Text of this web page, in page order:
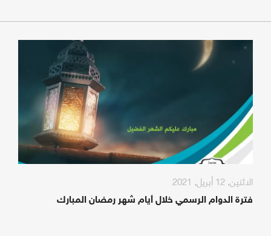
الاثنين, 12 أبريل, 2021
فترة الدوام الرسمي خلال أيام شهر رمضان المبارك